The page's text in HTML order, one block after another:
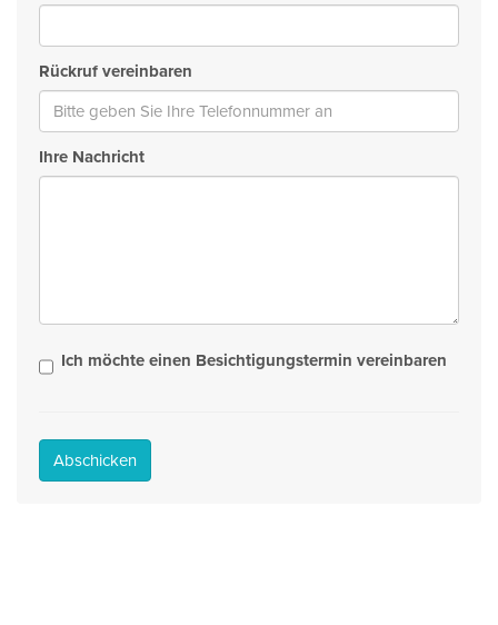
Rückruf vereinbaren
Ihre Nachricht
Ich möchte einen Besichtigungstermin vereinbaren
Abschicken